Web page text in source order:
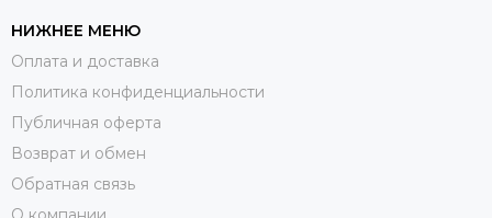
НИЖНЕЕ МЕНЮ
Оплата и доставка
Политика конфиденциальности
Публичная оферта
Возврат и обмен
Обратная связь